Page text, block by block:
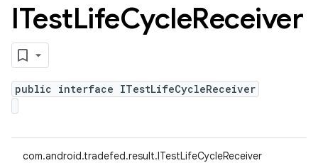
ITestLifeCycleReceiver
public interface ITestLifeCycleReceiver
com.android.tradefed.result.ITestLifeCycleReceiver